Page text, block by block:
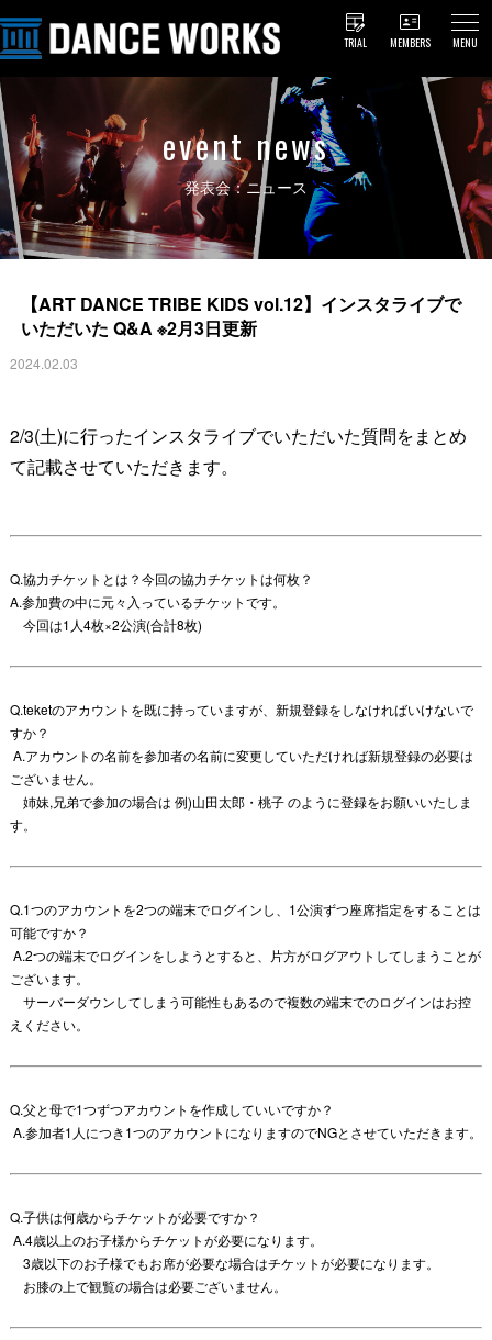
TRIAL MEMBERS MENU
event news
発表会：ニュース
【ART DANCE TRIBE KIDS vol.12】インスタライブで
いただいた Q&A ※2月3日更新
2024.02.03
2/3(土)に行ったインスタライブでいただいた質問をまとめ
て記載させていただきます。
Q.協力チケットとは？今回の協力チケットは何枚？
A.参加費の中に元々入っているチケットです。
今回は1人4枚×2公演(合計8枚)
Q.teketのアカウントを既に持っていますが、新規登録をしなければいけないで
すか？
A.アカウントの名前を参加者の名前に変更していただければ新規登録の必要は
ございません。
姉妹,兄弟で参加の場合は 例)山田太郎・桃子 のように登録をお願いいたしま
す。
Q.1つのアカウントを2つの端末でログインし、1公演ずつ座席指定をすることは
可能ですか？
A.2つの端末でログインをしようとすると、片方がログアウトしてしまうことが
ございます。
サーバーダウンしてしまう可能性もあるので複数の端末でのログインはお控
えください。
Q.父と母で1つずつアカウントを作成していいですか？
A.参加者1人につき1つのアカウントになりますのでNGとさせていただきます。
Q.子供は何歳からチケットが必要ですか？
A.4歳以上のお子様からチケットが必要になります。
3歳以下のお子様でもお席が必要な場合はチケットが必要になります。
お膝の上で観覧の場合は必要ございません。